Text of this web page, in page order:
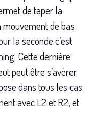
de taper la
de bas
la seconde c’est
Cette dernière
peut être s’avérer
dans tous les cas
avec L2 et R2, et